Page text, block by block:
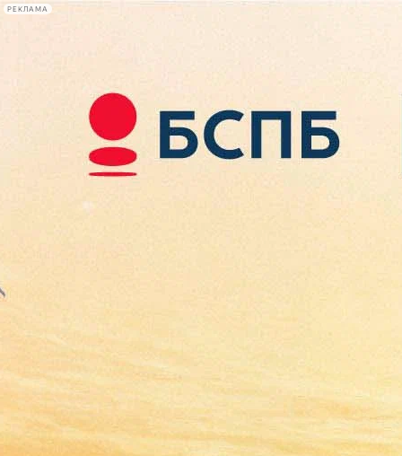
РЕКЛАМА
Сегодня:
2026.08.08
10:48
Афиша Plus
26 июня 2020, пятница